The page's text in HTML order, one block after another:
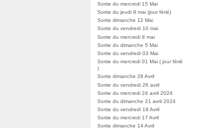
Sortie du mercredi 15 Mai
Sortie du jeudi 9 mai (jour férié)
Sortie dimanche 12 Mai
Sortie du vendredi 10 mai
Sortie du mercredi 8 mai
Sortie du dimanche 5 Mai
Sortie du vendredi 03 Mai
Sortie du mercredi 01 Mai ( jour férié
)
Sortie dimanche 28 Avril
Sortie du vendredi 26 avril
Sortie du mercredi 24 avril 2024
Sortie du dimanche 21 avril 2024
Sortie du vendredi 19 Avril
Sortie du mercredi 17 Avril
Sortie dimanche 14 Avril